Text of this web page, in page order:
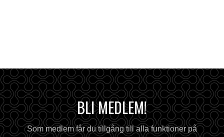
BLI MEDLEM!
Som medlem får du tillgång till alla funktioner på